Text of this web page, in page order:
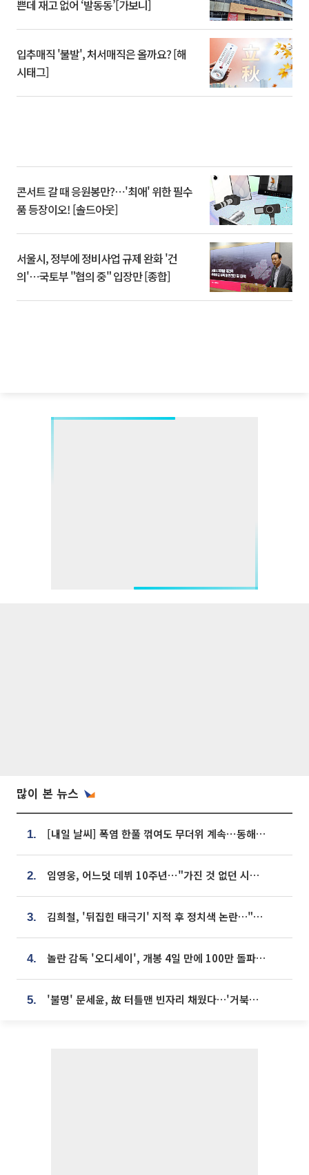
쁜데 재고 없어 ‘발동동’[가보니]
입추매직 '불발', 처서매직은 올까요? [해
시태그]
콘서트 갈 때 응원봉만?⋯'최애' 위한 필수
품 등장이오! [솔드아웃]
서울시, 정부에 정비사업 규제 완화 '건
의'⋯국토부 "협의 중" 입장만 [종합]
많이 본 뉴스
1. [내일 날씨] 폭염 한풀 꺾여도 무더위 계속⋯동해안 이틀 연속 비
2. 임영웅, 어느덧 데뷔 10주년⋯"가진 것 없던 시절, 내 앞엔 20명의 팬뿐"
3. 김희철, '뒤집힌 태극기' 지적 후 정치색 논란…"좌우 떠나 우리나라 국기"
4. 놀란 감독 '오디세이', 개봉 4일 만에 100만 돌파⋯'왕사남' 보다 빠르다
5. '불명' 문세윤, 故 터틀맨 빈자리 채웠다…'거북이' 눈물의 최종 우승